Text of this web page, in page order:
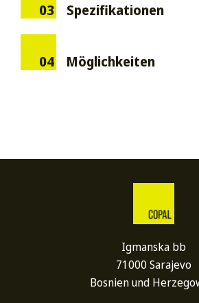
03 Spezifikationen
04 Möglichkeiten
Igmanska bb
71000 Sarajevo
Bosnien und